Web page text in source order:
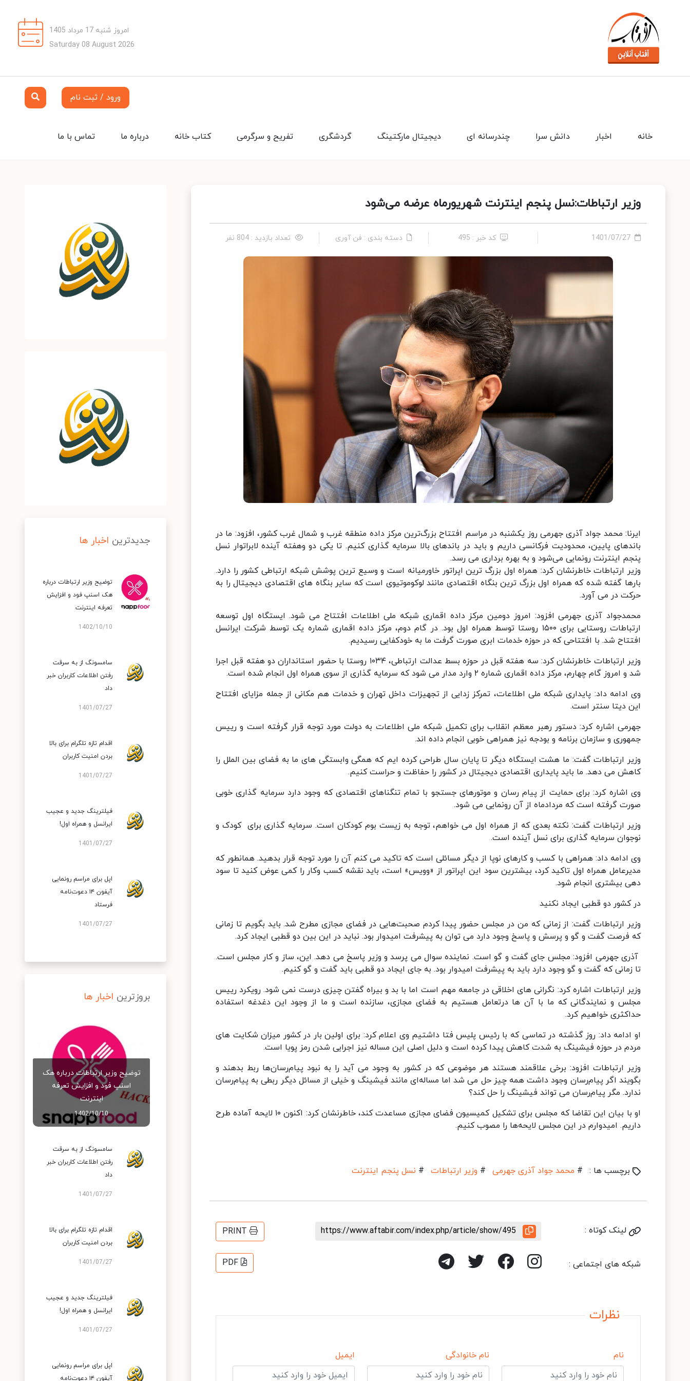
امروز شنبه 17 مرداد 1405
Saturday 08 August 2026
ورود / ثبت نام
تماس با ما درباره ما کتاب خانه تفریح و سرگرمی گردشگری دیجیتال مارکتینگ چندرسانه ای دانش سرا اخبار خانه
وزیر ارتباطات:نسل پنجم اینترنت شهریورماه عرضه می‌شود
1401/07/27 کد خبر : 495 دسته بندی : فن آوری تعداد بازدید : 804 نفر
ایرنا: محمد جواد آذری جهرمی روز یکشنبه در مراسم افتتاح بزرگ‌ترین مرکز داده منطقه غرب و شمال غرب کشور، افزود: ما در
باندهای پایین، محدودیت فرکانسی داریم و باید در باندهای بالا سرمایه گذاری کنیم. تا یکی دو وهفته آینده لابراتوار نسل
پنجم اینترنت رونمایی می‌شود و به بهره برداری می رسد.
وزیر ارتباطات خاطرنشان کرد: همراه اول بزرگ ترین اپراتور خاورمیانه است و وسیع ترین پوشش شبکه ارتباطی کشور را دارد.
بارها گفته شده که همراه اول بزرگ ترین بنگاه اقتصادی مانند لوکوموتیوی است که سایر بنگاه های اقتصادی دیجیتال را به
حرکت در می آورد.
محمدجواد آذری جهرمی افزود: امروز دومین مرکز داده اقماری شبکه ملی اطلاعات افتتاح می شود. ایستگاه اول توسعه
ارتباطات روستایی برای ۱۵۰۰ روستا توسط همراه اول بود. در گام دوم، مرکز داده اقماری شماره یک توسط شرکت ایرانسل
افتتاح شد. با افتتاحی که در حوزه خدمات ابری صورت گرفت ما به خودکفایی رسیدیم.
وزیر ارتباطات خاطرنشان کرد: سه هفته قبل در حوزه بسط عدالت ارتباطی، ۱۰۳۴ روستا با حضور استانداران دو هفته قبل اجرا
شد و امروز گام چهارم، مرکز داده اقماری شماره ۲ وارد مدار می شود که سرمایه گذاری از سوی همراه اول انجام شده است.
وی ادامه داد: پایداری شبکه ملی اطلاعات، تمرکز زدایی از تجهیزات داخل تهران و خدمات هم مکانی از جمله مزایای افتتاح
این دیتا سنتر است.
جهرمی اشاره کرد: دستور رهبر معظم انقلاب برای تکمیل شبکه ملی اطلاعات به دولت مورد توجه قرار گرفته است و رییس
جمهوری و سازمان برنامه و بودجه نیز همراهی خوبی انجام داده اند.
وزیر ارتباطات گفت: ما هشت ایستگاه دیگر تا پایان سال طراحی کرده ایم که همگی وابستگی های ما به فضای بین الملل را
کاهش می دهد. ما باید پایداری اقتصادی دیجیتال در کشور را حفاظت و حراست کنیم.
وی اشاره کرد: برای حمایت از پیام رسان و موتورهای جستجو با تمام تنگناهای اقتصادی که وجود دارد سرمایه گذاری خوبی
صورت گرفته است که مردادماه از آن رونمایی می شود.
وزیر ارتباطات گفت: نکته بعدی که از همراه اول می خواهم، توجه به زیست بوم کودکان است. سرمایه گذاری برای کودک و
نوجوان سرمایه گذاری برای نسل آینده است.
وی ادامه داد: همراهی با کسب و کارهای نوپا از دیگر مسائلی است که تاکید می کنم آن را مورد توجه قرار بدهید. همانطور که
مدیرعامل همراه اول تاکید کرد، بیشترین سود این اپراتور از «وویس» است، باید نقشه کسب وکار را کمی عوض کنید تا سود
دهی بیشتری انجام شود.
در کشور دو قطبی ایجاد نکنید
وزیر ارتباطات گفت: از زمانی که من در مجلس حضور پیدا کردم صحبت‌هایی در فضای مجازی مطرح شد. باید بگویم تا زمانی
که فرصت گفت و گو و پرسش و پاسخ وجود دارد می توان به پیشرفت امیدوار بود. نباید در این بین دو قطبی ایجاد کرد.
آذری جهرمی افزود: مجلس جای گفت و گو است. نماینده سوال می پرسد و وزیر پاسخ می دهد. این، ساز و کار مجلس است.
تا زمانی که گفت و گو وجود دارد باید به پیشرفت امیدوار بود. به جای ایجاد دو قطبی باید گفت و گو کنیم.
وزیر ارتباطات اشاره کرد: نگرانی های اخلاقی در جامعه مهم است اما با بد و بیراه گفتن چیزی درست نمی شود. رویکرد رییس
مجلس و نمایندگانی که ما با آن ها درتعامل هستیم به فضای مجازی، سازنده است و ما از وجود این دغدغه استفاده
حداکثری خواهیم کرد.
او ادامه داد: روز گذشته در تماسی که با رئیس پلیس فتا داشتیم وی اعلام کرد: برای اولین بار در کشور میزان شکایت های
مردم در حوزه فیشینگ به شدت کاهش پیدا کرده است و دلیل اصلی این مساله نیز اجرایی شدن رمز پویا است.
وزیر ارتباطات افزود: برخی علاقمند هستند هر موضوعی که در کشور به وجود می آید را به نبود پیام‌رسان‌ها ربط بدهند و
بگویند اگر پیام‌رسان وجود داشت همه چیز حل می شد اما مساله‌ای مانند فیشینگ و خیلی از مسائل دیگر ربطی به پیام‌رسان
ندارد. مگر پیام‌رسان می تواند فیشینگ را حل کند؟
او با بیان این تقاضا که مجلس برای تشکیل کمیسیون فضای مجازی مساعدت کند، خاطرنشان کرد:‌ اکنون ۱۰ لایحه آماده طرح
داریم. امیدوارم در این مجلس لایحه‌ها را مصوب کنیم.
برچسب ها : # محمد جواد آذری جهرمی # وزیر ارتباطات # نسل پنجم اینترنت
لینک کوتاه : https://www.aftabir.com/index.php/article/show/495
PRINT
شبکه های اجتماعی : PDF
نظرات
نام نام خانوادگی ایمیل
جدیدترین اخبار ها
توضیح وزیر ارتباطات درباره
هک اسنپ‌ فود و افزایش
تعرفه اینترنت
1402/10/10
سامسونگ از به سرقت
رفتن اطلاعات کاربران خبر
داد
1401/07/27
اقدام تازه تلگرام برای بالا
بردن امنیت کاربران
1401/07/27
فیلترینگ جدید و عجیب
ایرانسل و همراه اول!
1401/07/27
اپل برای مراسم رونمایی
آیفون ۱۴ دعوت‌نامه
فرستاد
1401/07/27
بروزترین اخبار ها
توضیح وزیر ارتباطات درباره هک
اسنپ‌ فود و افزایش تعرفه
اینترنت
1402/10/10
سامسونگ از به سرقت
رفتن اطلاعات کاربران خبر
داد
1401/07/27
اقدام تازه تلگرام برای بالا
بردن امنیت کاربران
1401/07/27
فیلترینگ جدید و عجیب
ایرانسل و همراه اول!
1401/07/27
اپل برای مراسم رونمایی
آیفون ۱۴ دعوت‌نامه